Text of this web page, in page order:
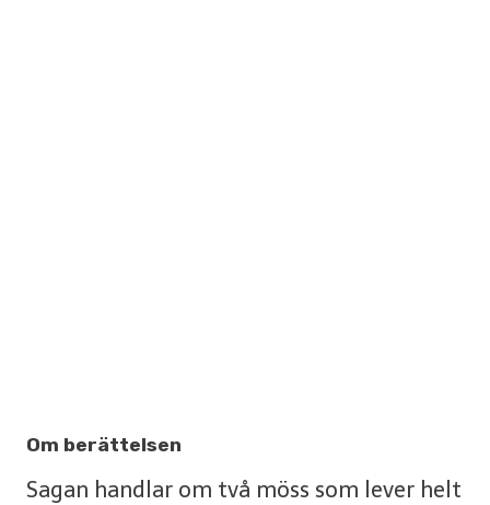
Om berättelsen
Sagan handlar om två möss som lever helt